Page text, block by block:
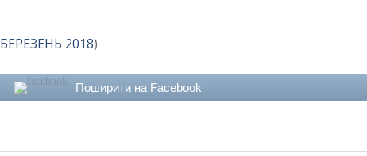
БЕРЕЗЕНЬ 2018)
Поширити на Facebook